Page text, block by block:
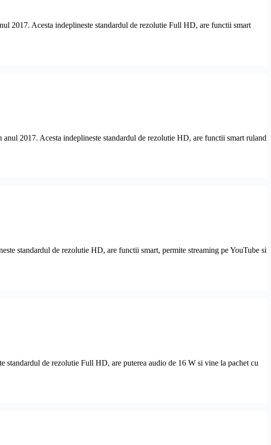
2017. Acesta indeplineste standardul de rezolutie Full HD, are functii smart
2017. Acesta indeplineste standardul de rezolutie HD, are functii smart ruland
standardul de rezolutie HD, are functii smart, permite streaming pe YouTube si
de rezolutie Full HD, are puterea audio de 16 W si vine la pachet cu